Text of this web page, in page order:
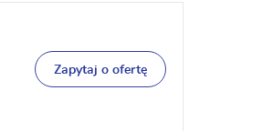
Zapytaj o ofertę